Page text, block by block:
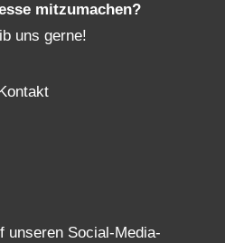
mitzumachen?
uns gerne!
Kontakt
unseren Social-Media-